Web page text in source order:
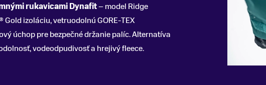
rukavicami Dynafit– model Ridge
izoláciu, vetruodolnú GORE-TEX
úchop pre bezpečné držanie palíc. Alternatíva
vodeodpudivosť a hrejivý fleece.